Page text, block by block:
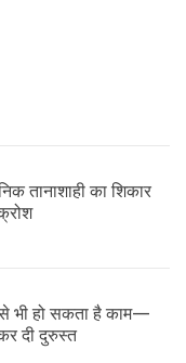
तानाशाही का शिकार
भी हो सकता है काम—
दी दुरुस्त